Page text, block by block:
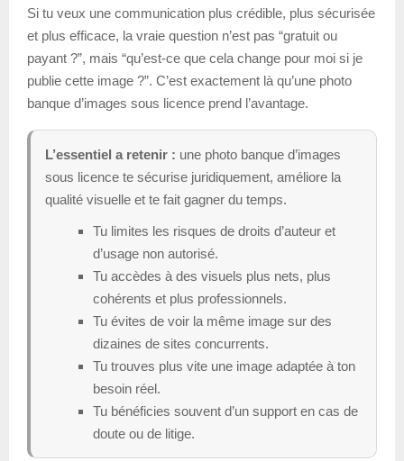
Si tu veux une communication plus crédible, plus sécurisée
et plus efficace, la vraie question n’est pas “gratuit ou
payant ?”, mais “qu’est-ce que cela change pour moi si je
publie cette image ?”. C’est exactement là qu’une photo
banque d’images sous licence prend l’avantage.
L’essentiel a retenir : une photo banque d’images
sous licence te sécurise juridiquement, améliore la
qualité visuelle et te fait gagner du temps.
Tu limites les risques de droits d’auteur et
d’usage non autorisé.
Tu accèdes à des visuels plus nets, plus
cohérents et plus professionnels.
Tu évites de voir la même image sur des
dizaines de sites concurrents.
Tu trouves plus vite une image adaptée à ton
besoin réel.
Tu bénéficies souvent d’un support en cas de
doute ou de litige.